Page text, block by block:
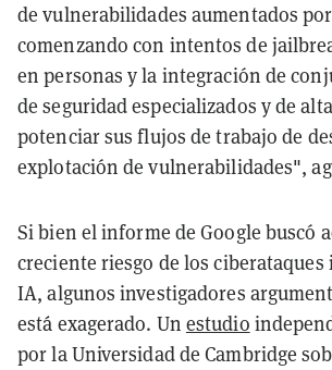
de vulnerabilidades aumentados
comenzando con intentos de
en personas y la integración de
de seguridad especializados y de
potenciar sus flujos de trabajo de
explotación de vulnerabilidades",
Si bien el informe de Google buscó
creciente riesgo de los
IA, algunos investigadores
está exagerado. Un estudio
por la Universidad de Cambridge